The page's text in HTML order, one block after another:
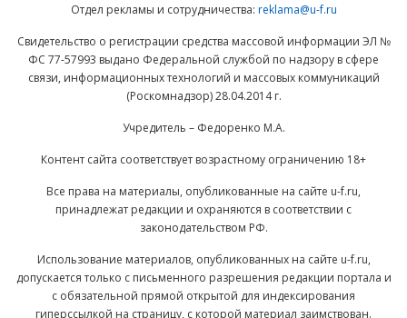
Отдел рекламы и сотрудничества: reklama@u-f.ru
Свидетельство о регистрации средства массовой информации ЭЛ №
ФС 77-57993 выдано Федеральной службой по надзору в сфере
связи, информационных технологий и массовых коммуникаций
(Роскомнадзор) 28.04.2014 г.
Учредитель – Федоренко М.А.
Контент сайта соответствует возрастному ограничению 18+
Все права на материалы, опубликованные на сайте u-f.ru,
принадлежат редакции и охраняются в соответствии с
законодательством РФ.
Использование материалов, опубликованных на сайте u-f.ru,
допускается только с письменного разрешения редакции портала и
с обязательной прямой открытой для индексирования
гиперссылкой на страницу, с которой материал заимствован.